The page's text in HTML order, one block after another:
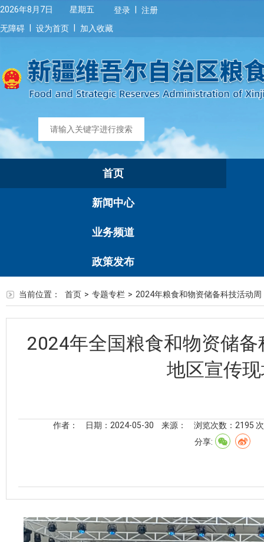
2026年8月7日 星期五 登录
注册
无障碍
设为首页 加入收藏
首页
新闻中心
业务频道
政策发布
当前位置： 首页 > 专题专栏 > 2024年粮食和物资储备科技活动周
2024年全国粮食和物资储
地区宣传
作者： 日期：2024-05-30 来源： 浏览次数： 2195 次
分享: